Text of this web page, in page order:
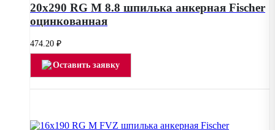
20х290 RG M 8.8 шпилька анкерная Fischer
оцинкованная
474.20 ₽
Оставить заявку